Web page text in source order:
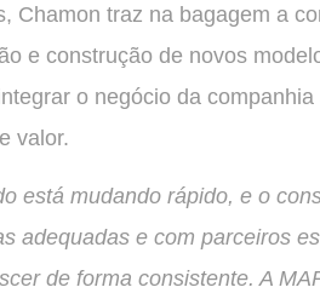
Chamon traz na bagagem a
e construção de novos
o negócio da
valor.
está mudando rápido, e o
adequadas e com parceiros
de forma consistente. A